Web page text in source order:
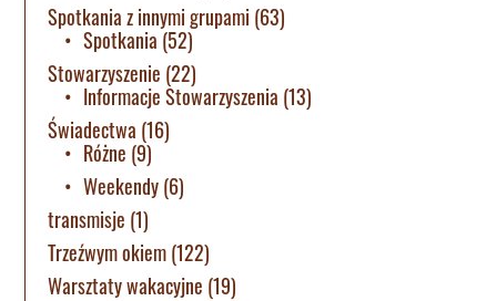
Spotkania z innymi grupami (63)
Spotkania (52)
Stowarzyszenie (22)
Informacje Stowarzyszenia (13)
Świadectwa (16)
Różne (9)
Weekendy(6)
transmisje (1)
Trzeźwym okiem(122)
Warsztaty wakacyjne (19)